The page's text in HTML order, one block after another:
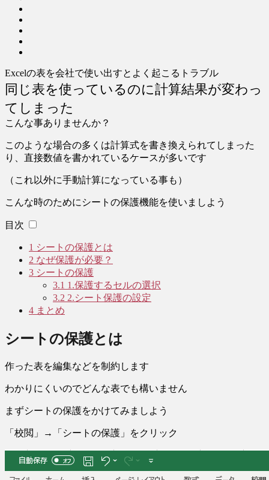
Excelの表を会社で使い出すとよく起こるトラブル
同じ表を使っているのに計算結果が変わっ
てしまった
こんな事ありませんか？
このような場合の多くは計算式を書き換えられてしまった
り、直接数値を書かれているケースが多いです
（これ以外に手動計算になっている事も）
こんな時のためにシートの保護機能を使いましよう
目次
1 シートの保護とは
2 なぜ保護が必要？
3 シートの保護
3.1 1.保護するセルの選択
3.2 2.シート保護の設定
4 まとめ
シートの保護とは
作った表を編集などを制約します
わかりにくいのでどんな表でも構いません
まずシートの保護をかけてみましよう
「校閲」→「シートの保護」をクリック